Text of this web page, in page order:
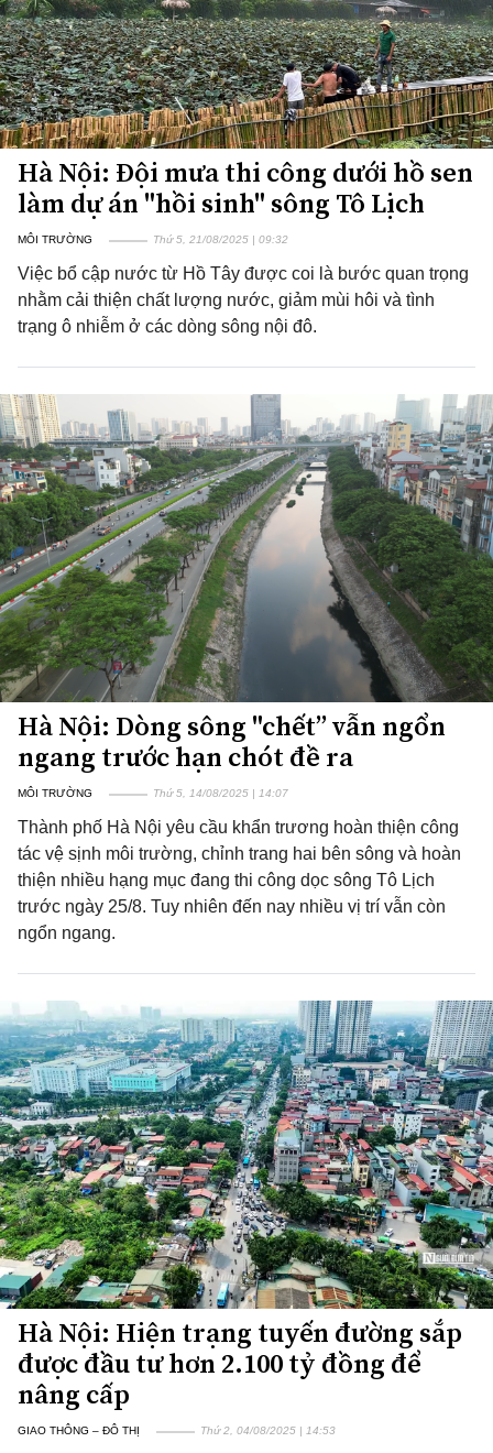
Hà Nội: Đội mưa thi công dưới hồ sen
làm dự án "hồi sinh" sông Tô Lịch
MÔI TRƯỜNG Thứ 5, 21/08/2025 | 09:32
Việc bổ cập nước từ Hồ Tây được coi là bước quan trọng
nhằm cải thiện chất lượng nước, giảm mùi hôi và tình
trạng ô nhiễm ở các dòng sông nội đô.
Hà Nội: Dòng sông "chết” vẫn ngổn
ngang trước hạn chót đề ra
MÔI TRƯỜNG Thứ 5, 14/08/2025 | 14:07
Thành phố Hà Nội yêu cầu khẩn trương hoàn thiện công
tác vệ sịnh môi trường, chỉnh trang hai bên sông và hoàn
thiện nhiều hạng mục đang thi công dọc sông Tô Lịch
trước ngày 25/8. Tuy nhiên đến nay nhiều vị trí vẫn còn
ngổn ngang.
Hà Nội: Hiện trạng tuyến đường sắp
được đầu tư hơn 2.100 tỷ đồng để
nâng cấp
GIAO THÔNG – ĐÔ THỊ Thứ 2, 04/08/2025 | 14:53